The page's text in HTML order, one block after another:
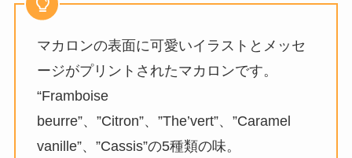
マカロンの表面に可愛いイラストとメッセ
ージがプリントされたマカロンです。
“Framboise
beurre”、”Citron”、”The’vert”、”Caramel
vanille”、”Cassis”の5種類の味。